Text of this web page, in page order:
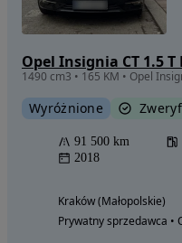
Opel Insignia CT 1.5 T
Wyróżnione
91 500 km
2018
Kraków (Małopolskie)
Prywatny sprzedawca •